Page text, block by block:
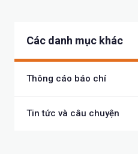
Các danh mục khác
Thông cáo báo chí
Tin tức và câu chuyện